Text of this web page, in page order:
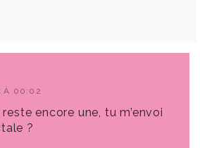
À 00:02
encore une, tu m’envoi
?